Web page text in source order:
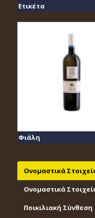
Ετικέτα
Φιάλη
Ονομαστικά
Ονομαστικά
Ποικιλιακή Σύνθεση